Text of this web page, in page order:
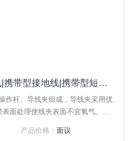
JDX三相短路接地线|携带型接地线|携带型短路接地线
作杆、导线夹组成，导线夹采用优
面处理使线夹表面不宜氧气。操
产品价格： 面议